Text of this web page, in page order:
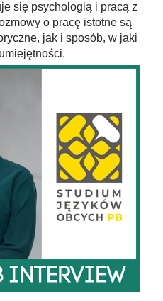
się psychologią i pracą z
o pracę istotne są
jak i sposób, w jaki